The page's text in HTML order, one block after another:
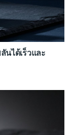
นได้เร็วและ